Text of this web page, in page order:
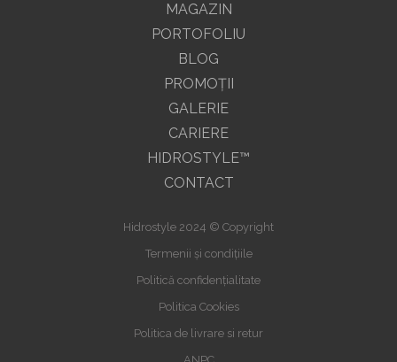
MAGAZIN
PORTOFOLIU
BLOG
PROMOŢII
GALERIE
CARIERE
HIDROSTYLE™
CONTACT
Hidrostyle 2024 © Copyright
Termenii și condițiile
Politică confidențialitate
Politica Cookies
Politica de livrare si retur